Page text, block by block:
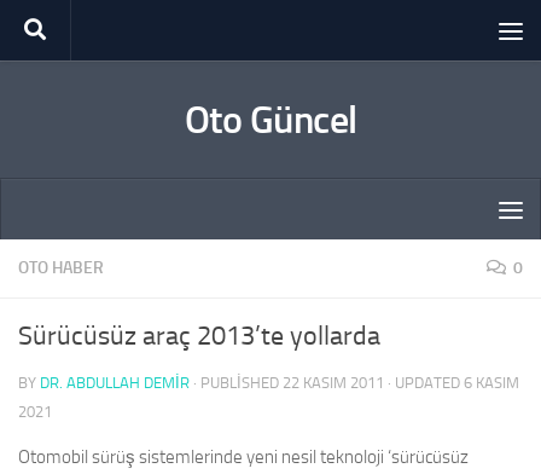
Skip to content
Oto Güncel
OTO HABER 0
Sürücüsüz araç 2013’te yollarda
BY DR. ABDULLAH DEMİR · PUBLISHED 22 KASIM 2011 · UPDATED 6 KASIM
2021
Otomobil sürüş sistemlerinde yeni nesil teknoloji ‘sürücüsüz